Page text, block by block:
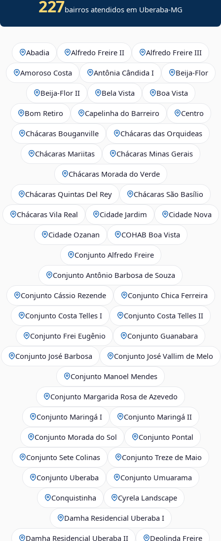
227bairros atendidos em Uberaba-MG
Abadia Alfredo Freire II Alfredo Freire III
Amoroso Costa Antônia Cândida I Beija‑Flor
Beija‑Flor II Bela Vista Boa Vista
Bom Retiro Capelinha do Barreiro Centro
Chácaras Bouganville Chácaras das Orquideas
Chácaras Mariitas Chácaras Minas Gerais
Chácaras Morada do Verde
Chácaras Quintas Del Rey Chácaras São Basílio
Chácaras Vila Real Cidade Jardim Cidade Nova
Cidade Ozanan COHAB Boa Vista
Conjunto Alfredo Freire
Conjunto Antônio Barbosa de Souza
Conjunto Cássio Rezende Conjunto Chica Ferreira
Conjunto Costa Telles I Conjunto Costa Telles II
Conjunto Frei Eugênio Conjunto Guanabara
Conjunto José Barbosa Conjunto José Vallim de Melo
Conjunto Manoel Mendes
Conjunto Margarida Rosa de Azevedo
Conjunto Maringá I Conjunto Maringá II
Conjunto Morada do Sol Conjunto Pontal
Conjunto Sete Colinas Conjunto Treze de Maio
Conjunto Uberaba Conjunto Umuarama
Conquistinha Cyrela Landscape
Damha Residencial Uberaba I
Damha Residencial Uberaba II Deolinda Freire